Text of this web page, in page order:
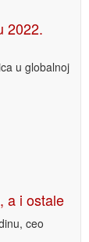
2022.
u globalnoj
a i ostale
ceo